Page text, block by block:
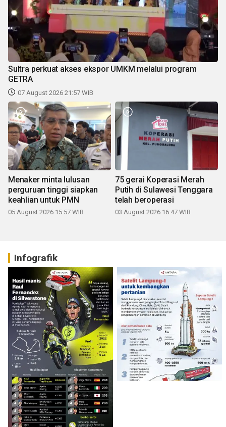
Sultra perkuat akses ekspor UMKM melalui program
GETRA
07 August 2026 21:57 WIB
Menaker minta lulusan
perguruan tinggi siapkan
keahlian untuk PMN
05 August 2026 15:57 WIB
75 gerai Koperasi Merah
Putih di Sulawesi Tenggara
telah beroperasi
03 August 2026 16:47 WIB
Infografik